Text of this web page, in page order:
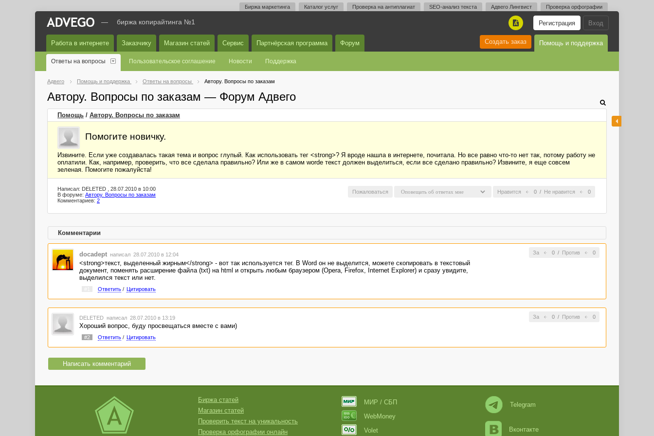
Биржа маркетинга Каталог услуг Проверка на антиплагиат SEO-анализ текста Адвего Лингвист Проверка орфографии
Вход
Регистрация
A
— биржа копирайтинга №1
Работа в интернете Заказчику Магазин статей Сервис Партнёрская программа Форум Помощь и поддержка
Создать заказ
Ответы на вопросы Пользовательское соглашение Новости Поддержка
Адвего Помощь и поддержка Ответы на вопросы Автору. Вопросы по заказам
Автору. Вопросы по заказам — Форум Адвего
Помощь / Автору. Вопросы по заказам
Помогите новичку.
Извините. Если уже создавалась такая тема и вопрос глупый. Как использовать тег <strong>? Я вроде нашла в интернете, почитала. Но все равно что-то нет так, потому работу не
оплатили. Как, например, проверить, что все сделала правильно? Или же в самом worde текст должен выделиться, если все сделано правильно? Извините, я еще совсем
зеленая. Помогите пожалуйста!
Нравится 0 / Не нравится 0
Пожаловаться
Написал: DELETED , 28.07.2010 в 10:00
В форуме: Автору. Вопросы по заказам
Комментариев: 2
Комментарии
За 0/ Против 0
docadept написал 28.07.2010 в 12:04
<strong>текст, выделенный жирным</strong> - вот так используется тег. В Word он не выделится, можете скопировать в текстовый
документ, поменять расширение файла (txt) на html и открыть любым браузером (Opera, Firefox, Internet Explorer) и сразу увидите,
выделился текст или нет.
Ответить/ Цитировать
За 0/ Против 0
DELETED написал 28.07.2010 в 13:19
Хороший вопрос, буду просвещаться вместе с вами)
#2 Ответить/ Цитировать
Написать комментарий
Биржа статей
Магазин статей
Проверить текст на уникальность
Проверка орфографии онлайн
МИР / СБП
WebMoney
Volet
Telegram
Вконтакте